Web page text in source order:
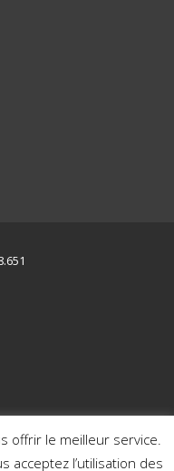
en stock
offrir le meilleur service.
acceptez l’utilisation des